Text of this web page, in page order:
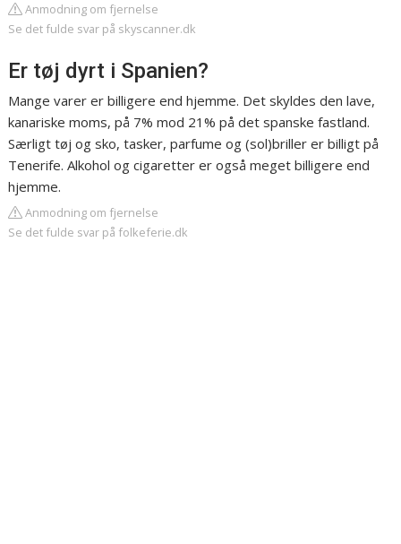
Anmodning om fjernelse
Se det fulde svar på skyscanner.dk
Er tøj dyrt i Spanien?
Mange varer er billigere end hjemme. Det skyldes den lave,
kanariske moms, på 7% mod 21% på det spanske fastland.
Særligt tøj og sko, tasker, parfume og (sol)briller er billigt på
Tenerife. Alkohol og cigaretter er også meget billigere end
hjemme.
Anmodning om fjernelse
Se det fulde svar på folkeferie.dk